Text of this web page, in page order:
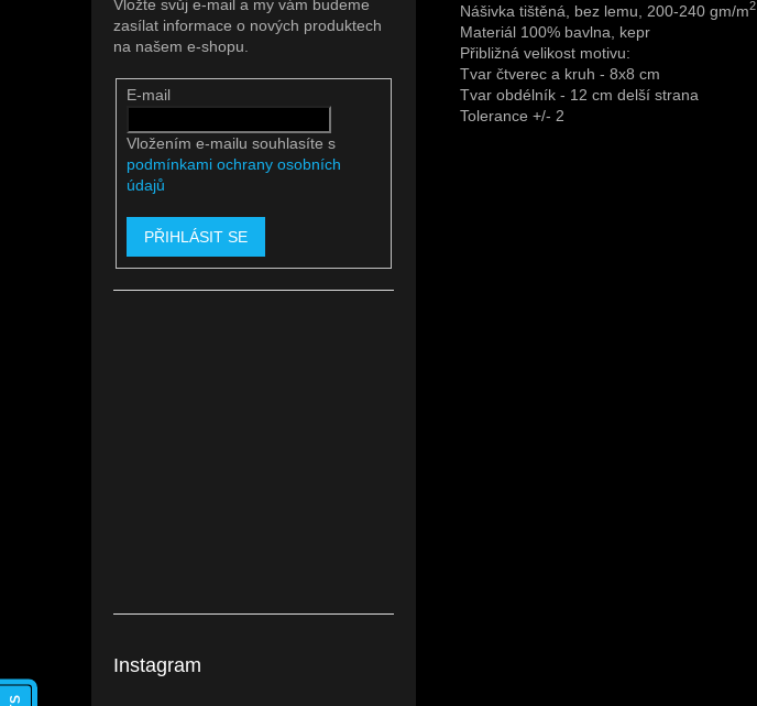
Vložte svůj e-mail a my vám budeme
zasílat informace o nových produktech
na našem e-shopu.
E-mail
Vložením e-mailu souhlasíte s
podmínkami ochrany osobních
údajů
PŘIHLÁSIT SE
Instagram
Nášivka tištěná, bez lemu, 200-240 gm/m2
Materiál 100% bavlna, kepr
Přibližná velikost motivu:
Tvar čtverec a kruh - 8x8 cm
Tvar obdélník - 12 cm delší strana
Tolerance +/- 2